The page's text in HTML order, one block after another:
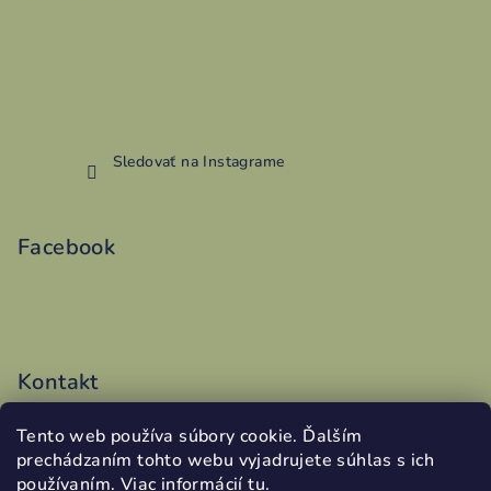
Tento web používa súbory cookie. Ďalším
prechádzaním tohto webu vyjadrujete súhlas s ich
používaním. Viac informáciítu.
Sledovať na Instagrame
Facebook
Kontakt
vyroba @addy.sk
0486199340